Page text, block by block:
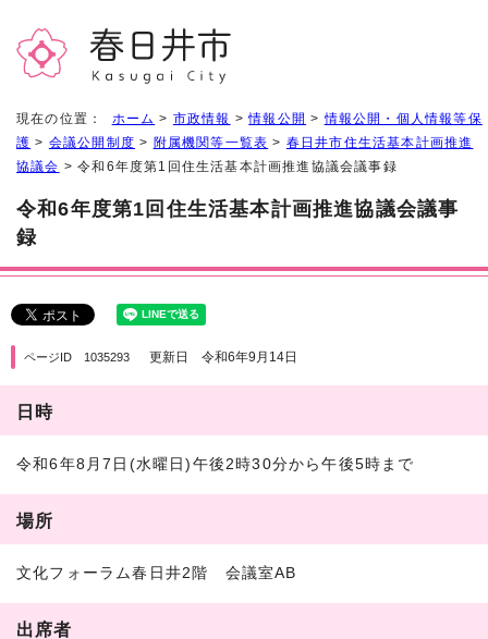
現在の位置： ホーム > 市政情報 >情報公開 >情報公開・個人情報等保
護 > 会議公開制度 > 附属機関等一覧表 > 春日井市住生活基本計画推進
協議会 > 令和6年度第1回住生活基本計画推進協議会議事録
令和6年度第1回住生活基本計画推進協議会議事
録
ページID 1035293 更新日 令和6年9月14日
日時
令和6年8月7日(水曜日)午後2時30分から午後5時まで
場所
文化フォーラム春日井2階 会議室AB
出席者